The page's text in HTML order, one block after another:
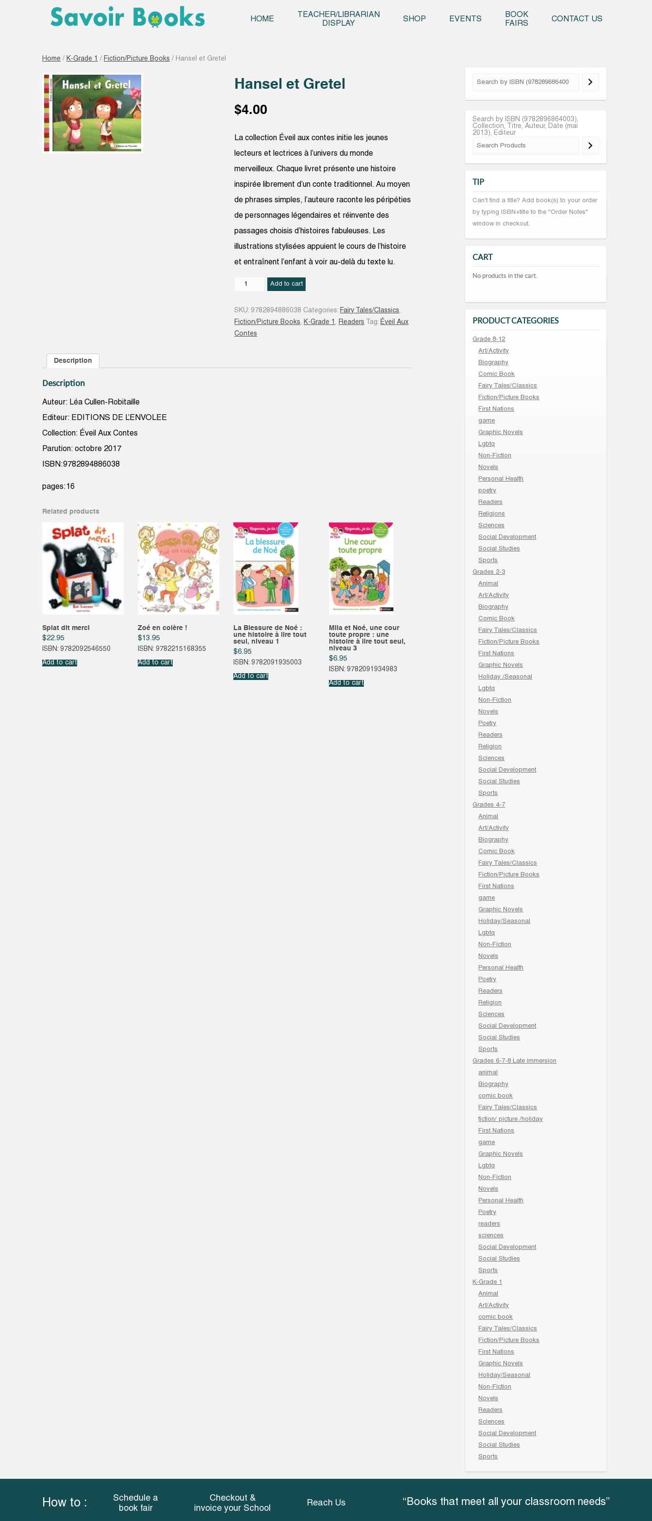
HOME
TEACHER/LIBRARIAN
DISPLAY
SHOP EVENTS
BOOK
FAIRS
CONTACT US
Home / K-Grade 1 / Fiction/Picture Books / Hansel et Gretel
Hansel et Gretel
$4.00
La collection Éveil aux contes initie les jeunes
lecteurs et lectrices à l’univers du monde
merveilleux. Chaque livret présente une histoire
inspirée librement d’un conte traditionnel. Au moyen
de phrases simples, l’auteure raconte les péripéties
de personnages légendaires et réinvente des
passages choisis d’histoires fabuleuses. Les
illustrations stylisées appuient le cours de l’histoire
et entraînent l’enfant à voir au-delà du texte lu.
Hansel
Add to cart
SKU: 9782894886038 Categories: Fairy Tales/Classics,
Fiction/Picture Books, K-Grade 1 , Readers Tag: Éveil Aux
Contes
Description
Description
Auteur: Léa Cullen-Robitaille
Editeur: EDITIONS DE L’ENVOLEE
Collection: Éveil Aux Contes
Parution: octobre 2017
ISBN:9782894886038
pages:16
Related products
Splat dit merci
$22.95
ISBN: 9782092546550
Add to cart
Zoé en colère !
$13.95
ISBN: 9782215168355
Add to cart
La Blessure de Noé :
une histoire à lire tout
seul, niveau 1
$6.95
ISBN: 9782091935003
Add to cart
Mila et Noé, une cour
toute propre : une
histoire à lire tout seul,
niveau 3
$6.95
ISBN: 9782091934983
Add to cart
Search by ISBN (9782896864003),
Collection, Titre, Auteur, Date (mai
2013), Editeur
TIP
Can't find a title? Add book(s) to your order
by typing ISBN+title to the "Order Notes"
window in checkout.
CART
No products in the cart.
PRODUCT CATEGORIES
Grade 8-12
Art/Activity
Biography
Comic Book
Fairy Tales/Classics
Fiction/Picture Books
First Nations
game
Graphic Novels
Lgbtq
Non-Fiction
Novels
Personal Health
poetry
Readers
Religions
Sciences
Social Development
Social Studies
Sports
Grades 2-3
Animal
Art/Activity
Biography
Comic Book
Fairy Tales/Classics
Fiction/Picture Books
First Nations
Graphic Novels
Holiday /Seasonal
Lgbtq
Non-Fiction
Novels
Poetry
Readers
Religion
Sciences
Social Development
Social Studies
Sports
Grades 4-7
Animal
Art/Activity
Biography
Comic Book
Fairy Tales/Classics
Fiction/Picture Books
First Nations
game
Graphic Novels
Holiday/Seasonal
Lgbtq
Non-Fiction
Novels
Personal Health
Poetry
Readers
Religion
Sciences
Social Development
Social Studies
Sports
Grades 6-7-8 Late immersion
animal
Biography
comic book
Fairy Tales/Classics
fiction/ picture /holiday
First Nations
game
Graphic Novels
Lgbtq
Non-Fiction
Novels
Personal Health
Poetry
readers
sciences
Social Development
Social Studies
Sports
K-Grade 1
Animal
Art/Activity
comic book
Fairy Tales/Classics
Fiction/Picture Books
First Nations
Graphic Novels
Holiday/Seasonal
Non-Fiction
Novels
Readers
Sciences
Social Development
Social Studies
Sports
How to :
Schedule a
book fair
Checkout &
invoice your School
Reach Us “Books that meet all your classroom needs”